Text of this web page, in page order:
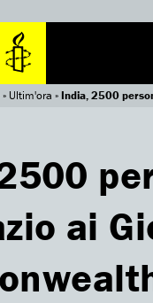
» Ultim'ora »India, 2500
ai